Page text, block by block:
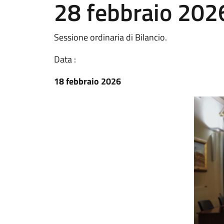
28 febbraio
Sessione ordinaria di Bilancio.
Data :
18 febbraio 2026